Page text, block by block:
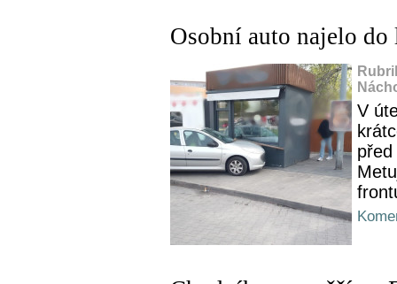
Osobní auto najelo
V